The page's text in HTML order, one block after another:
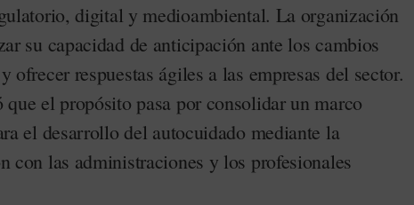
digital y medioambiental. La organización
su capacidad de anticipación ante los cambios
ofrecer respuestas ágiles a las empresas del sector.
que el propósito pasa por consolidar un marco
el desarrollo del autocuidado mediante la
con las administraciones y los profesionales